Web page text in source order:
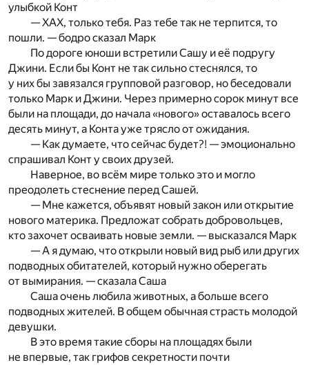
улыбкой Конт
— ХАХ, только тебя. Раз тебе так не терпится, то
пошли. — бодро сказал Марк
По дороге юноши встретили Сашу и её подругу
Джини. Если бы Конт не так сильно стеснялся, то
у них бы завязался групповой разговор, но беседовали
только Марк и Джини. Через примерно сорок минут все
были на площади, до начала «нового» оставалось всего
десять минут, а Конта уже трясло от ожидания.
— Как думаете, что сейчас будет?! — эмоционально
спрашивал Конт у своих друзей.
Наверное, во всём мире только это и могло
преодолеть стеснение перед Сашей.
— Мне кажется, объявят новый закон или открытие
нового материка. Предложат собрать добровольцев,
кто захочет осваивать новые земли. — высказался Марк
— А я думаю, что открыли новый вид рыб или других
подводных обитателей, который нужно оберегать
от вымирания. — сказала Саша
Саша очень любила животных, а больше всего
подводных жителей. В общем обычная страсть молодой
девушки.
В это время такие сборы на площадях были
не впервые, так грифов секретности почти